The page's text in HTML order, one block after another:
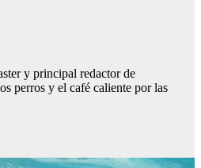
y principal redactor de
perros y el café caliente por las